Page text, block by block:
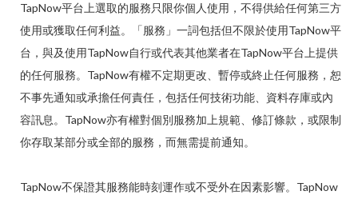
TapNow平台上選取的服務只限你個人使用，不得供給任何第三方
使用或獲取任何利益。「服務」一詞包括但不限於使用TapNow平
台，與及使用TapNow自行或代表其他業者在TapNow平台上提供
的任何服務。TapNow有權不定期更改、暫停或終止任何服務，恕
不事先通知或承擔任何責任，包括任何技術功能、資料存庫或內
容訊息。TapNow亦有權對個別服務加上規範、修訂條款，或限制
你存取某部分或全部的服務，而無需提前通知。
TapNow不保證其服務能時刻運作或不受外在因素影響。TapNow